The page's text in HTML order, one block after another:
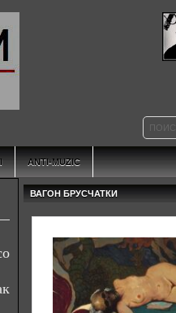
ANTI-MUZIC
ВАГОН БРУСЧАТКИ